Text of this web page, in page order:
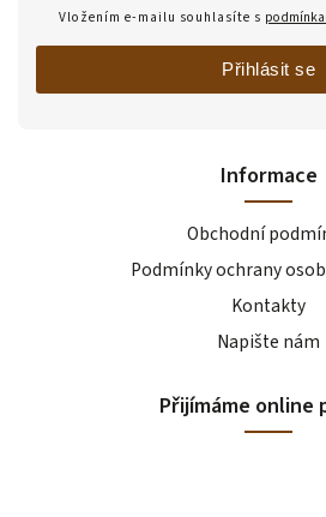
Informace
Obchodní
Podmínky ochrany
Kontakty
Napište nám
Přijímáme online
Vložením e-mailu souhlasíte s
Přihlásit se